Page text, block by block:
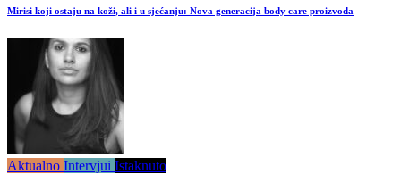
Mirisi koji ostaju na koži, ali i u sjećanju: Nova generacija body care proizvoda
Aktualno Intervjui Istaknuto